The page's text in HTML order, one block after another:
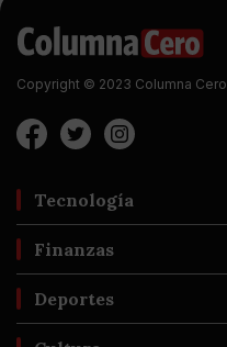
Copyright © 2023 Columna Cero
Tecnología
Finanzas
Deportes